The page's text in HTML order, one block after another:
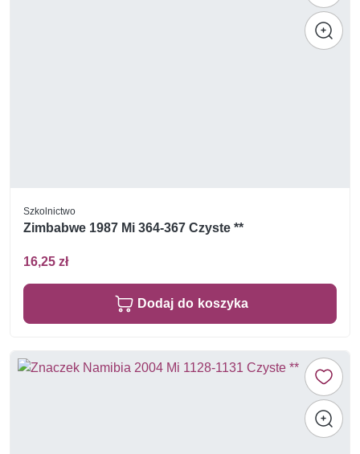
Szkolnictwo
Zimbabwe 1987 Mi 364-367 Czyste **
16,25 zł
Dodaj do koszyka